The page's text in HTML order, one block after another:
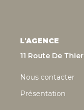
L'AGENCE
11 Route De
Nous contacter
Présentation